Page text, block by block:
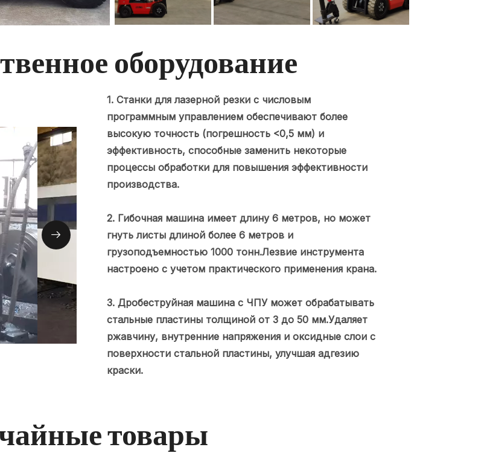
оборудование
1. Станки для лазерной резки с числовым
программным управлением обеспечивают более
высокую точность (погрешность <0,5 мм) и
эффективность, способные заменить некоторые
процессы обработки для повышения эффективности
производства.
2. Гибочная машина имеет длину 6 метров, но может
гнуть листы длиной более 6 метров и
грузоподъемностью 1000 тонн.Лезвие инструмента
настроено с учетом практического применения крана.
3. Дробеструйная машина с ЧПУ может обрабатывать
стальные пластины толщиной от 3 до 50 мм.Удаляет
ржавчину, внутренние напряжения и оксидные слои с
поверхности стальной пластины, улучшая адгезию
краски.
товары